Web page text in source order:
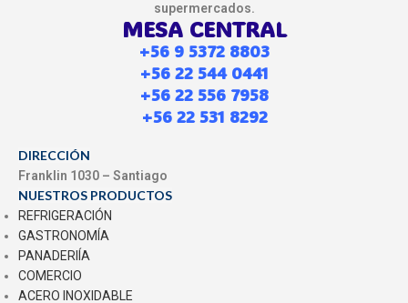
supermercados.
MESA CENTRAL
+56 9 5372 8803
+56 22 544 0441
+56 22 556 7958
+56 22 531 8292
DIRECCIÓN
Franklin 1030 – Santiago
NUESTROS PRODUCTOS
REFRIGERACIÓN
GASTRONOMÍA
PANADERIÍA
COMERCIO
ACERO INOXIDABLE